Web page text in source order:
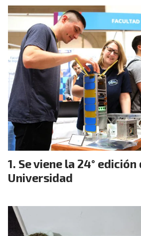
Se viene la 24° edición
Universidad